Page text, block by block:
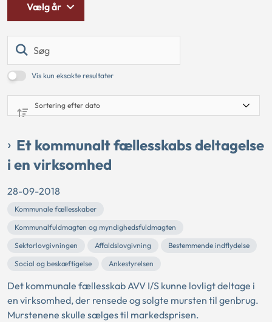
Vis kun eksakte resultater
Vælg år
Et kommunalt fællesskabs deltagelse
i en virksomhed
28-09-2018
Kommunale fællesskaber
Kommunalfuldmagten og myndighedsfuldmagten
Sektorlovgivningen
Affaldslovgivning
Bestemmende indflydelse
Social og beskæftigelse
Ankestyrelsen
Det kommunale fællesskab AVV I/S kunne lovligt deltage i
en virksomhed, der rensede og solgte mursten til genbrug.
Murstenene skulle sælges til markedsprisen.